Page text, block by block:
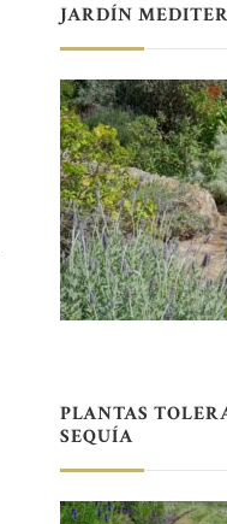
JARDÍN
PLANTAS
SEQUÍA